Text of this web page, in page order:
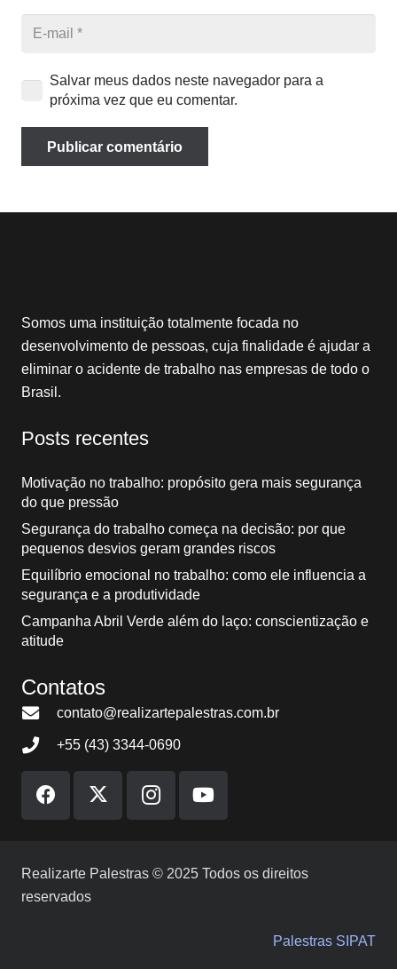
Salvar meus dados neste navegador para a
próxima vez que eu comentar.
Publicar comentário
Somos uma instituição totalmente focada no
desenvolvimento de pessoas, cuja finalidade é ajudar a
eliminar o acidente de trabalho nas empresas de todo o
Brasil.
Posts recentes
Motivação no trabalho: propósito gera mais segurança
do que pressão
Segurança do trabalho começa na decisão: por que
pequenos desvios geram grandes riscos
Equilíbrio emocional no trabalho: como ele influencia a
segurança e a produtividade
Campanha Abril Verde além do laço: conscientização e
atitude
Contatos
contato@realizartepalestras.com.br
+55 (43) 3344-0690
Realizarte Palestras © 2025 Todos os direitos
reservados
Palestras SIPAT